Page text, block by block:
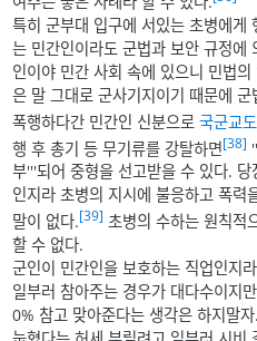
특히 군부대 입구에 서있는 초병에게
는 민간인이라도 군법과 보안 규정에
인이야 민간 사회 속에 있으니 민법
은 말 그대로 군사기지이기 때문에
폭행하다간 민간인 신분으로국군교
행 후 총기 등 무기류를 강탈하면[38]
부'''되어 중형을 선고받을 수 있다.
인지라 초병의 지시에 불응하고 폭력
말이 없다.[39] 초병의 수하는 원칙적
할 수 없다.
군인이 민간인을 보호하는 직업인지
일부러 참아주는 경우가 대다수이지
0% 참고 맞아준다는 생각은 하지말